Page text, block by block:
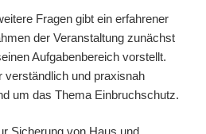
Fragen gibt ein erfahrener
der Veranstaltung zunächst
Aufgabenbereich vorstellt.
verständlich und praxisnah
um das Thema Einbruchschutz.
Sicherung von Haus und